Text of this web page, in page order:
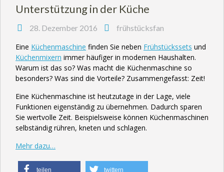
Unterstützung in der Küche
28. Dezember 2016
frühstücksfan
Eine Küchenmaschine finden Sie neben Frühstückssets und
Küchenmixern immer häufiger in modernen Haushalten.
Warum ist das so? Was macht die Küchenmaschine so
besonders? Was sind die Vorteile? Zusammengefasst: Zeit!
Eine Küchenmaschine ist heutzutage in der Lage, viele
Funktionen eigenständig zu übernehmen. Dadurch sparen
Sie wertvolle Zeit. Beispielsweise können Küchenmaschinen
selbständig rühren, kneten und schlagen.
Mehr dazu…
teilen twittern